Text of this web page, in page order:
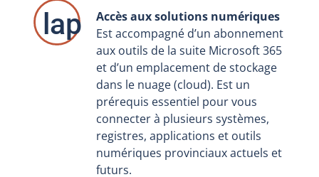
laptop-phone a
Accès aux solutions numériques
Est accompagné d’un abonnement
aux outils de la suite Microsoft 365
et d’un emplacement de stockage
dans le nuage (cloud). Est un
prérequis essentiel pour vous
connecter à plusieurs systèmes,
registres, applications et outils
numériques provinciaux actuels et
futurs.